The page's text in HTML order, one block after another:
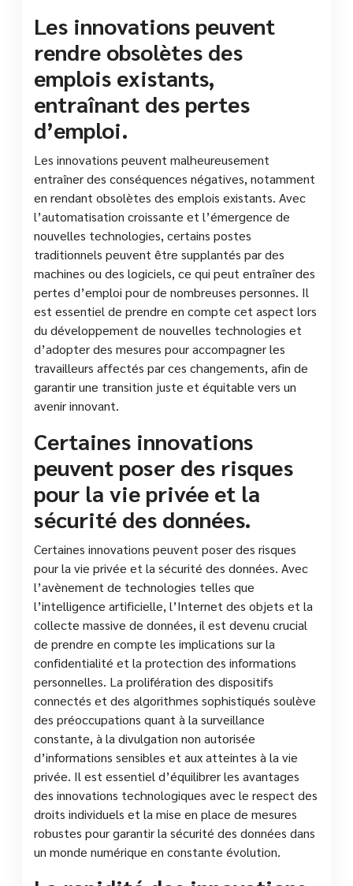
Les innovations peuvent
rendre obsolètes des
emplois existants,
entraînant des pertes
d’emploi.
Les innovations peuvent malheureusement
entraîner des conséquences négatives, notamment
en rendant obsolètes des emplois existants. Avec
l’automatisation croissante et l’émergence de
nouvelles technologies, certains postes
traditionnels peuvent être supplantés par des
machines ou des logiciels, ce qui peut entraîner des
pertes d’emploi pour de nombreuses personnes. Il
est essentiel de prendre en compte cet aspect lors
du développement de nouvelles technologies et
d’adopter des mesures pour accompagner les
travailleurs affectés par ces changements, afin de
garantir une transition juste et équitable vers un
avenir innovant.
Certaines innovations
peuvent poser des risques
pour la vie privée et la
sécurité des données.
Certaines innovations peuvent poser des risques
pour la vie privée et la sécurité des données. Avec
l’avènement de technologies telles que
l’intelligence artificielle, l’Internet des objets et la
collecte massive de données, il est devenu crucial
de prendre en compte les implications sur la
confidentialité et la protection des informations
personnelles. La prolifération des dispositifs
connectés et des algorithmes sophistiqués soulève
des préoccupations quant à la surveillance
constante, à la divulgation non autorisée
d’informations sensibles et aux atteintes à la vie
privée. Il est essentiel d’équilibrer les avantages
des innovations technologiques avec le respect des
droits individuels et la mise en place de mesures
robustes pour garantir la sécurité des données dans
un monde numérique en constante évolution.